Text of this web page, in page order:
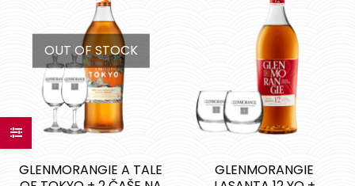
OUT OF STOCK
GLENMORANGIE A TALE
GLENMORANGIE